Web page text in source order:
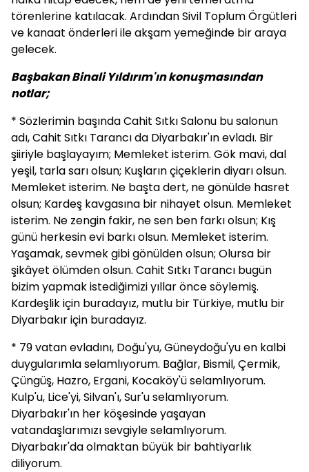
törenlerine katılacak. Ardından Sivil Toplum Örgütleri
ve kanaat önderleri ile akşam yemeğinde bir araya
gelecek.
Başbakan Binali Yıldırım'ın konuşmasından
notlar;
* Sözlerimin başında Cahit Sıtkı Salonu bu salonun
adı, Cahit Sıtkı Tarancı da Diyarbakır'ın evladı. Bir
şiiriyle başlayayım; Memleket isterim. Gök mavi, dal
yeşil, tarla sarı olsun; Kuşların çiçeklerin diyarı olsun.
Memleket isterim. Ne başta dert, ne gönülde hasret
olsun; Kardeş kavgasına bir nihayet olsun. Memleket
isterim. Ne zengin fakir, ne sen ben farkı olsun; Kış
günü herkesin evi barkı olsun. Memleket isterim.
Yaşamak, sevmek gibi gönülden olsun; Olursa bir
şikâyet ölümden olsun. Cahit Sıtkı Tarancı bugün
bizim yapmak istediğimizi yıllar önce söylemiş.
Kardeşlik için buradayız, mutlu bir Türkiye, mutlu bir
Diyarbakır için buradayız.
* 79 vatan evladını, Doğu'yu, Güneydoğu'yu en kalbi
duygularımla selamlıyorum. Bağlar, Bismil, Çermik,
Çüngüş, Hazro, Ergani, Kocaköy'ü selamlıyorum.
Kulp'u, Lice'yi, Silvan'ı, Sur'u selamlıyorum.
Diyarbakır'ın her köşesinde yaşayan
vatandaşlarımızı sevgiyle selamlıyorum.
Diyarbakır'da olmaktan büyük bir bahtiyarlık
diliyorum.